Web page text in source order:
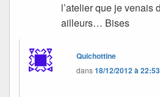
l’atelier que je venais
ailleurs… Bises
Quichottine
dans18/12/2012 à 22:53